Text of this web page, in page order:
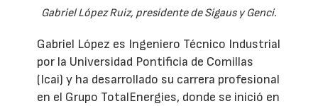
Gabriel López Ruiz, presidente de Sigaus y Genci.
Gabriel López es Ingeniero Técnico Industrial
por la Universidad Pontificia de Comillas
(Icai) y ha desarrollado su carrera profesional
en el Grupo TotalEnergies, donde se inició en